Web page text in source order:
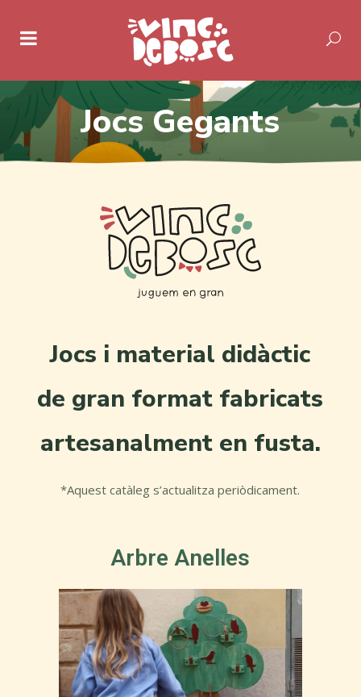
Jocs Gegants
Jocs i material didàctic
de gran format fabricats
artesanalment en fusta.
*Aquest catàleg s’actualitza periòdicament.
Arbre Anelles